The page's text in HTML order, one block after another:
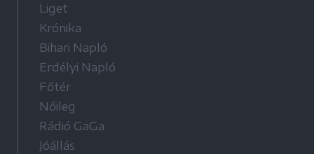
Liget
Krónika
Bihari Napló
Erdélyi Napló
Főtér
Nőileg
Rádió GaGa
Jóállás